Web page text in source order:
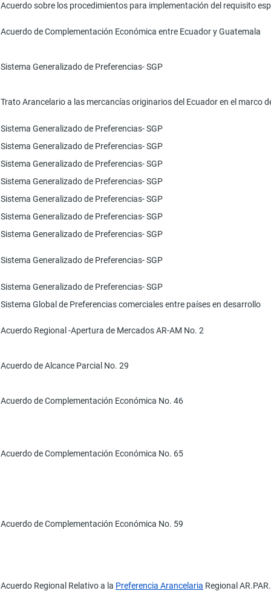
Acuerdo sobre los procedimientos para implementación del requisito
Acuerdo de Complementación Económica entre Ecuador y Guatemala
Sistema Generalizado de Preferencias- SGP
Trato Arancelario a las mercancías originarios del Ecuador en el marco
Sistema Generalizado de Preferencias- SGP
Sistema Generalizado de Preferencias- SGP
Sistema Generalizado de Preferencias- SGP
Sistema Generalizado de Preferencias- SGP
Sistema Generalizado de Preferencias- SGP
Sistema Generalizado de Preferencias- SGP
Sistema Generalizado de Preferencias- SGP
Sistema Generalizado de Preferencias- SGP
Sistema Generalizado de Preferencias- SGP
Sistema Global de Preferencias comerciales entre países en desarrollo
Acuerdo Regional -Apertura de Mercados AR-AM No. 2
Acuerdo de Alcance Parcial No. 29
Acuerdo de Complementación Económica No. 46
Acuerdo de Complementación Económica No. 65
Acuerdo de Complementación Económica No. 59
Acuerdo Regional Relativo a la Preferencia Arancelaria Regional